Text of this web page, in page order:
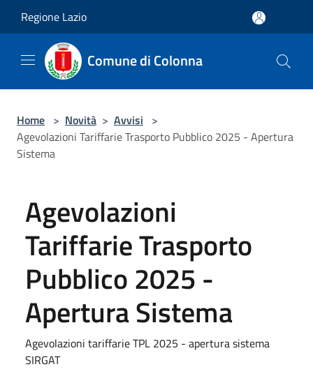
Regione Lazio
Comune di Colonna
Home > Novità > Avvisi >
Agevolazioni Tariffarie Trasporto Pubblico 2025 - Apertura
Sistema
Agevolazioni
Tariffarie Trasporto
Pubblico 2025 -
Apertura Sistema
Agevolazioni tariffarie TPL 2025 - apertura sistema
SIRGAT